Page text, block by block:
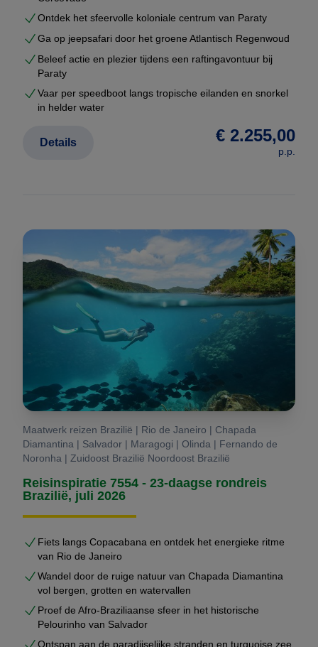
Vraag uw maatwerkreis aan
Wilt u een rondreis Brazilië die écht bij u past?
Vraag dan uw persoonlijke reisvoorstel aan. U
ontvangt een complete route met prijzen, hotels en
logistiek — volledig vrijblijvend.
Ontdek het sfeervolle koloniale centrum van Paraty
Ga op jeepsafari door het groene Atlantisch Regenwoud
Beleef actie en plezier tijdens een raftingavontuur bij
Paraty
Vaar per speedboot langs tropische eilanden en snorkel
in helder water
€ 2.255,00
p.p.
Details
Maatwerk reizen Brazilië | Rio de Janeiro | Chapada
Diamantina | Salvador | Maragogi | Olinda | Fernando de
Noronha | Zuidoost Brazilië Noordoost Brazilië
Reisinspiratie 7554 - 23-daagse rondreis
Brazilië, juli 2026
Fiets langs Copacabana en ontdek het energieke ritme
van Rio de Janeiro
Wandel door de ruige natuur van Chapada Diamantina
vol bergen, grotten en watervallen
Proef de Afro-Braziliaanse sfeer in het historische
Pelourinho van Salvador
Ontspan aan de paradijselijke stranden en turquoise zee